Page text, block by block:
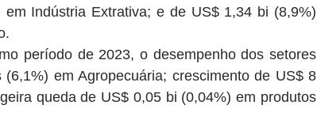
Indústria Extrativa; e de US$ 1,34 bi (8,9%)
período de 2023, o desempenho dos setores
em Agropecuária; crescimento de US$ 8
queda de US$ 0,05 bi (0,04%) em produtos